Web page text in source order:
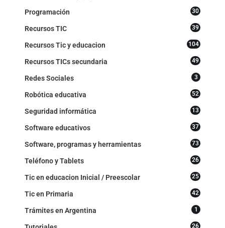
Programación 30
Recursos TIC 39
Recursos Tic y educacion 104
Recursos TICs secundaria 49
Redes Sociales 3
Robótica educativa 52
Seguridad informática 13
Software educativos 37
Software, programas y herramientas 73
Teléfono y Tablets 26
Tic en educacion Inicial / Preescolar 25
Tic en Primaria 42
Trámites en Argentina 1
26